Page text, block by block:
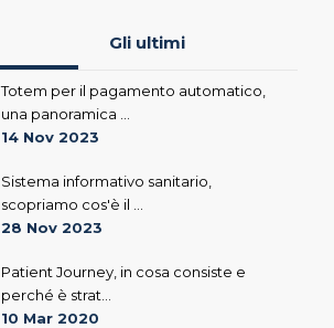
Gli ultimi
Totem per il pagamento automatico,
una panoramica ...
14 Nov 2023
Sistema informativo sanitario,
scopriamo cos'è il ...
28 Nov 2023
Patient Journey, in cosa consiste e
perché è strat...
10 Mar 2020